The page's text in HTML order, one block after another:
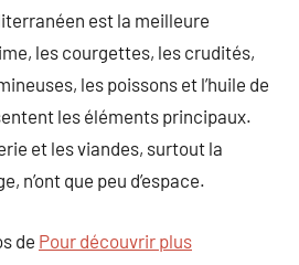
est la meilleure
les courgettes, les crudités,
les poissons et l’huile de
les éléments principaux.
et les viandes, surtout la
n’ont que peu d’espace.
de Pour découvrir plus